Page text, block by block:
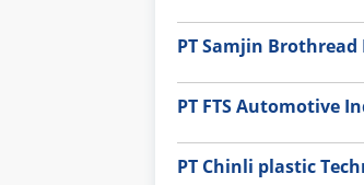
PT Samjin Brothread
PT FTS Automotive
PT Chinli plastic